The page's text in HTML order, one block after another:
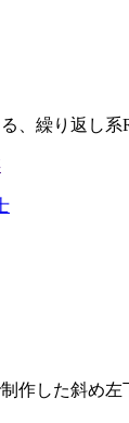
、繰り返し系
作した斜め左